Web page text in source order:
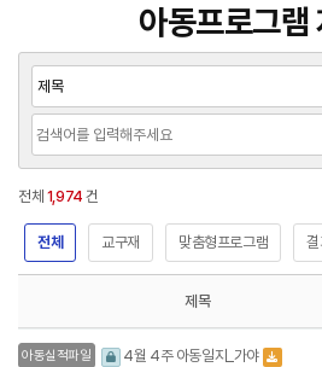
아동프로그램
전체 1,974 건
전체 교구재 맞춤형프로그램
제목
아동실적파일 4월 4주 아동일지_가야